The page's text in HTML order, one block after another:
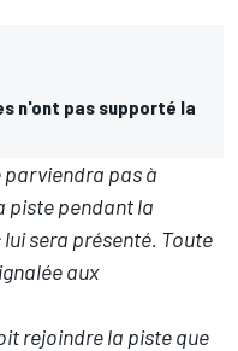
n'ont pas supporté la
parviendra pas à
piste pendant la
sera présenté. Toute
aux
rejoindre la piste que